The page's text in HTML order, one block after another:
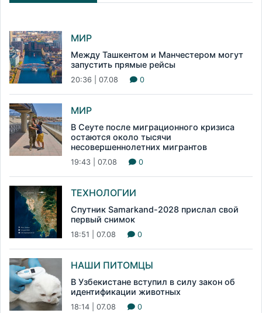
МИР
Между Ташкентом и Манчестером могут
запустить прямые рейсы
20:36 | 07.08 0
МИР
В Сеуте после миграционного кризиса
остаются около тысячи
несовершеннолетних мигрантов
19:43 | 07.08 0
ТЕХНОЛОГИИ
Спутник Samarkand-2028 прислал свой
первый снимок
18:51 | 07.08 0
НАШИ ПИТОМЦЫ
В Узбекистане вступил в силу закон об
идентификации животных
18:14 | 07.08 0